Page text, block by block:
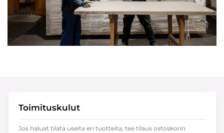
Toimituskulut
Jos haluat tilata useita eri tuotteita, tee tilaus ostoskorin